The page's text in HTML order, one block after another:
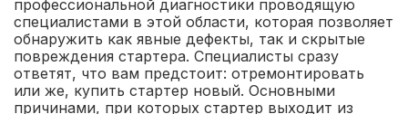
профессиональной диагностики проводящую
специалистами в этой области, которая позволяет
обнаружить как явные дефекты, так и скрытые
повреждения стартера. Специалисты сразу
ответят, что вам предстоит: отремонтировать
или же, купить стартер новый. Основными
причинами, при которых стартер выходит из